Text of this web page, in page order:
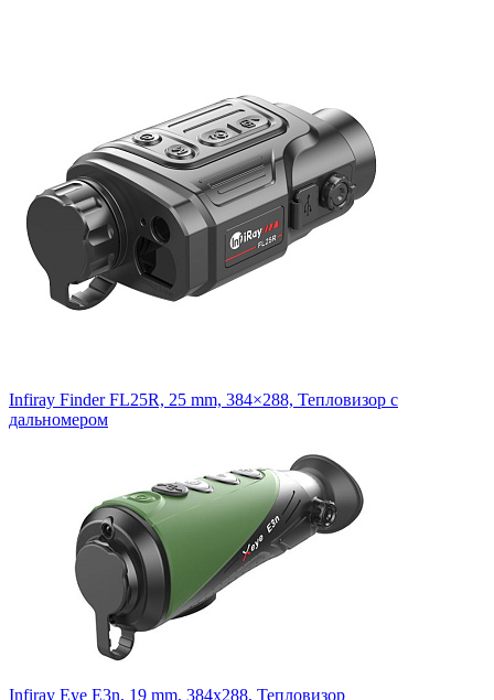
Infiray Finder FL25R, 25 mm, 384×288, Тепловизор с
дальномером
Infiray Eye E3n, 19 mm, 384x288, Тепловизор